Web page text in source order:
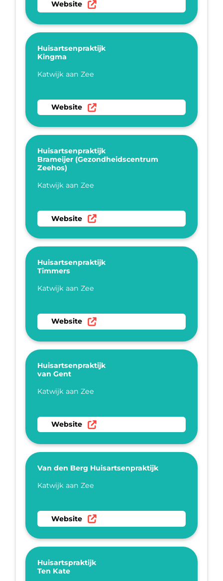
Ga naar website Huisartsenpraktijk L. Broek
Website
Huisartsenpraktijk
Kingma
Plaatsnaam
Katwijk aan Zee
Ga naar website Huisartsenpraktijk Kingma
Website
Huisartsenpraktijk
Brameijer (Gezondheidscentrum
Zeehos)
Plaatsnaam
Katwijk aan Zee
Ga naar website Huisartsenpraktijk
Website
Huisartsenpraktijk
Timmers
Plaatsnaam
Katwijk aan Zee
Ga naar website Huisartsenpraktijk Timmers
Website
Huisartsenpraktijk
van Gent
Plaatsnaam
Katwijk aan Zee
Ga naar website Huisartsenpraktijk van Gent
Website
Van den Berg Huisartsenpraktijk
Plaatsnaam
Katwijk aan Zee
Ga naar website Van den Berg
Website
Huisartspraktijk
Ten Kate